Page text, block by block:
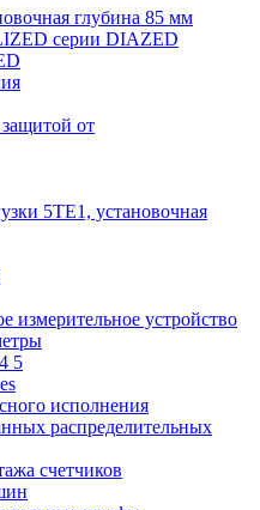
глубина 85 мм
серии DIAZED
от
5TE1, установочная
измерительное устройство
5
исполнения
распределительных
счетчиков